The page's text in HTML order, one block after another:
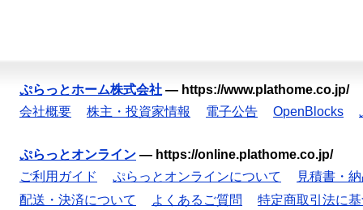
ぷらっとホーム株式会社 — https://www.plathome.co.jp/
会社概要
株主・投資家情報 電子公告 OpenBlocks
ぷらっとオンライン — https://online.plathome.co.jp/
ご利用ガイド
ぷらっとオンラインについて
見積書・
配送・決済について
よくあるご質問
特定商取引法に